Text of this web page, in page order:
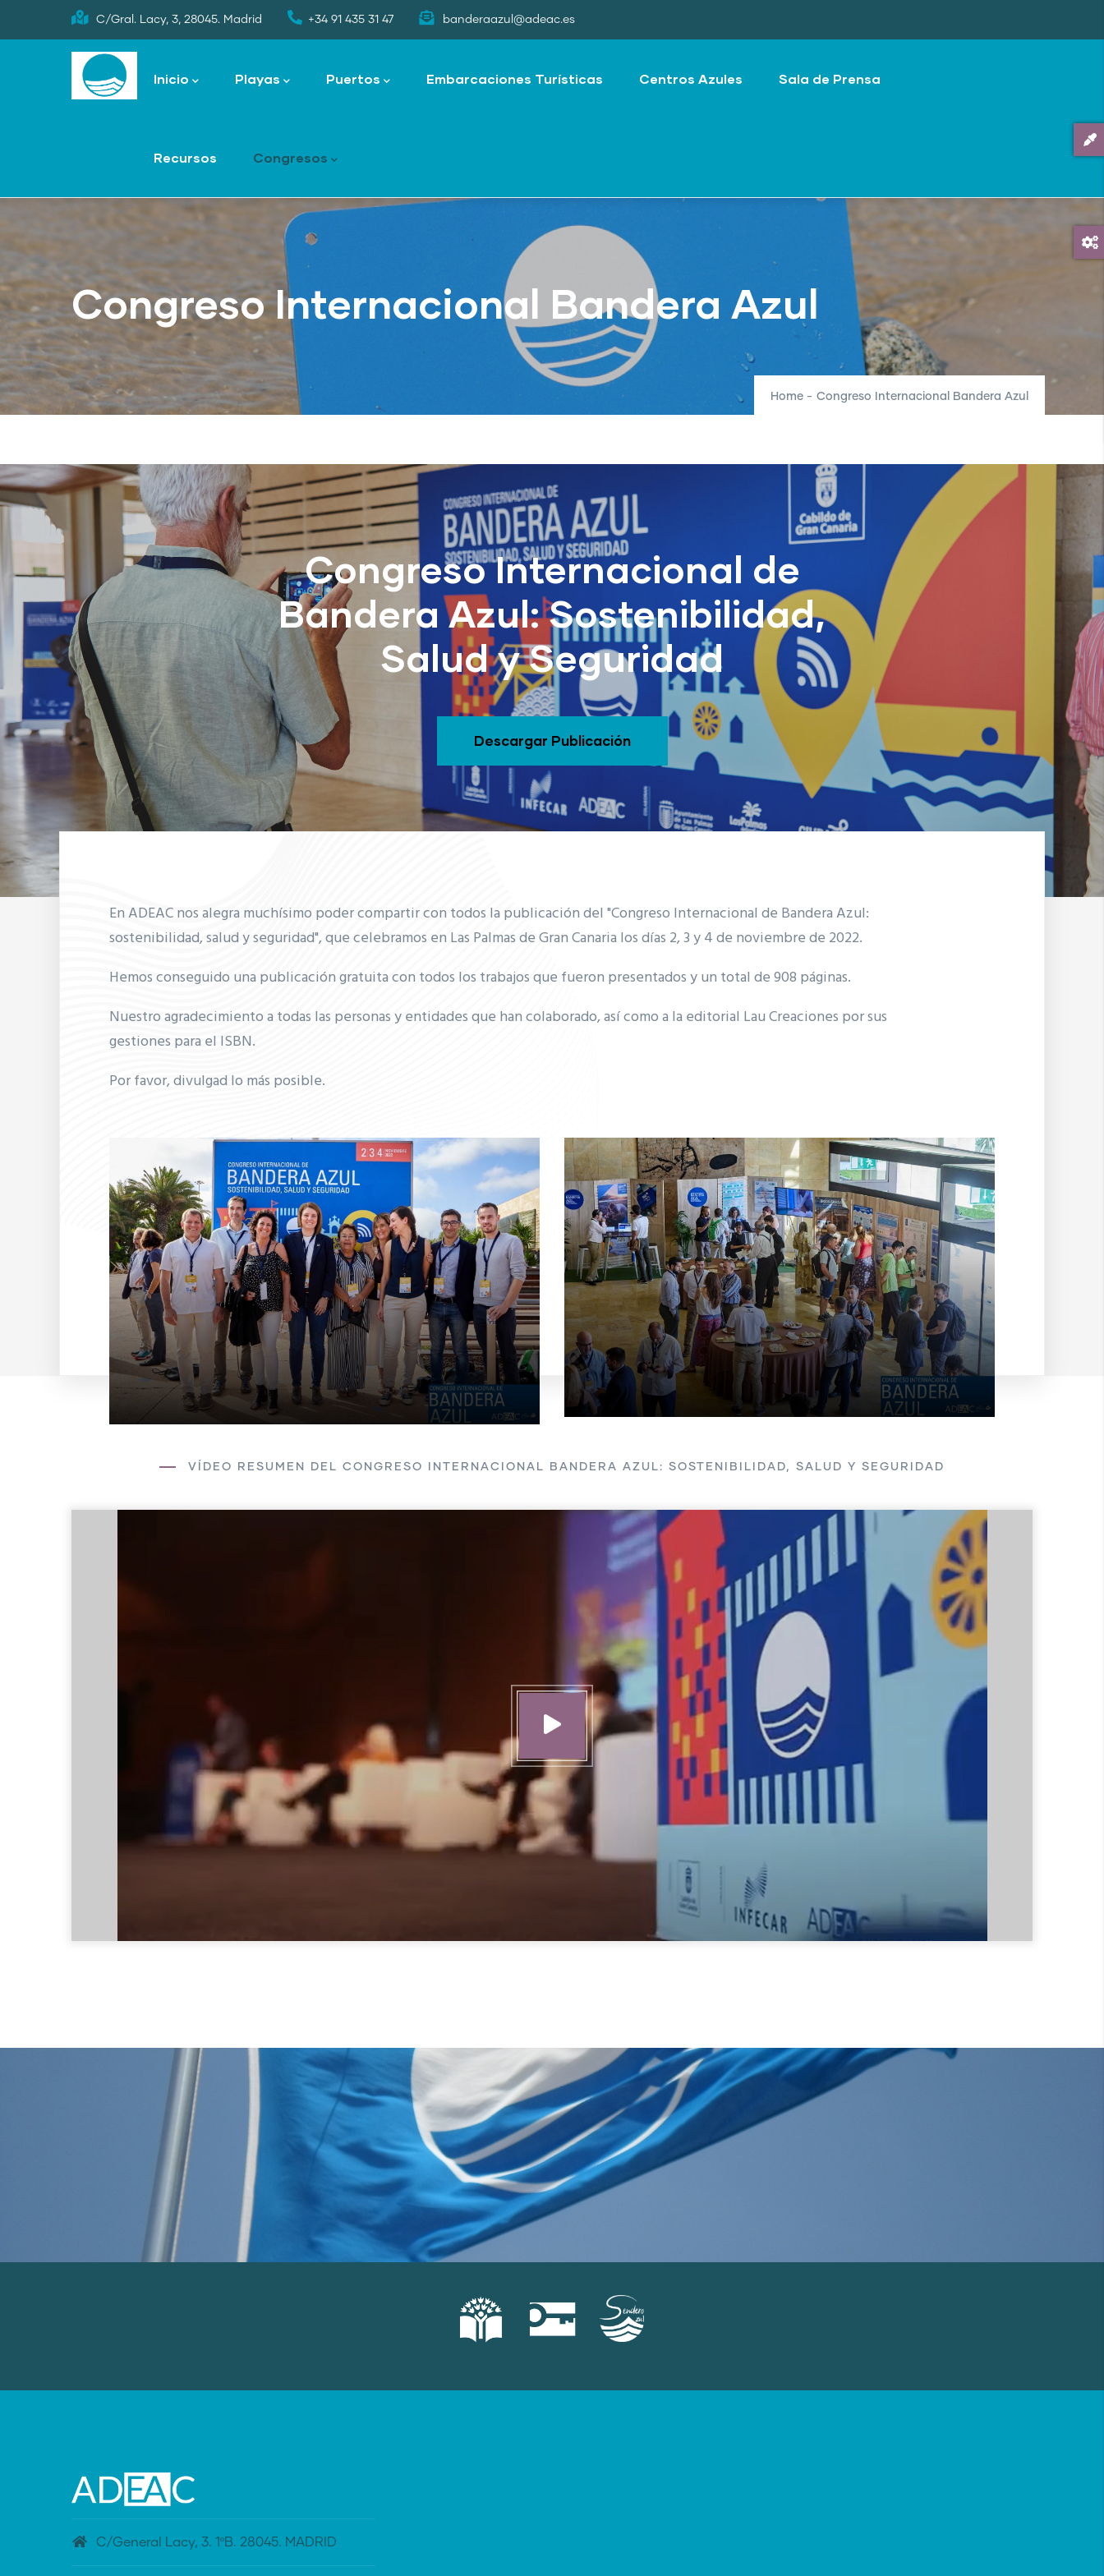
to
C/Gral. Lacy, 3, 28045. Madrid +34 91 435 31 47 banderaazul@adeac.es
navigation
Inicio Playas Puertos Embarcaciones Turísticas Centros Azules Sala de Prensa
Recursos Congresos
Congreso Internacional Bandera Azul
Home - Congreso Internacional Bandera Azul
Congreso Internacional de
Bandera Azul: Sostenibilidad,
Salud y Seguridad
Descargar Publicación
En ADEAC nos alegra muchísimo poder compartir con todos la publicación del "Congreso Internacional de Bandera Azul:
sostenibilidad, salud y seguridad", que celebramos en Las Palmas de Gran Canaria los días 2, 3 y 4 de noviembre de 2022.
Hemos conseguido una publicación gratuita con todos los trabajos que fueron presentados y un total de 908 páginas.
Nuestro agradecimiento a todas las personas y entidades que han colaborado, así como a la editorial Lau Creaciones por sus
gestiones para el ISBN.
Por favor, divulgad lo más posible.
VÍDEO RESUMEN DEL CONGRESO INTERNACIONAL BANDERA AZUL: SOSTENIBILIDAD, SALUD Y SEGURIDAD
C/General Lacy, 3. 1ºB. 28045. MADRID